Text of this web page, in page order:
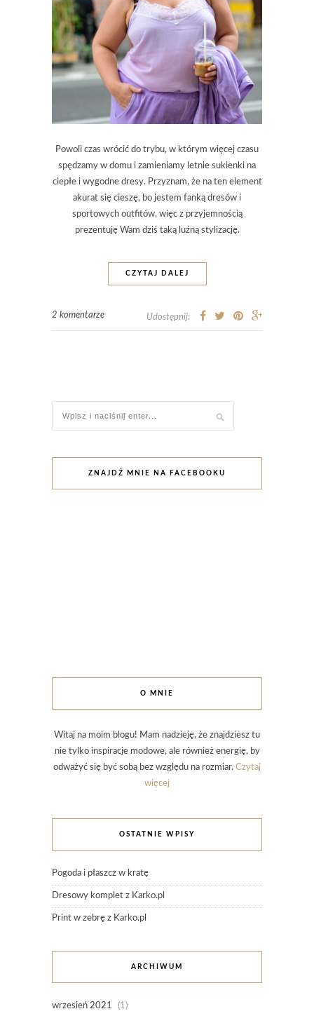
Powoli czas wrócić do trybu, w którym więcej czasu
spędzamy w domu i zamieniamy letnie sukienki na
ciepłe i wygodne dresy. Przyznam, że na ten element
akurat się cieszę, bo jestem fanką dresów i
sportowych outfitów, więc z przyjemnością
prezentuję Wam dziś taką luźną stylizację.
CZYTAJ DALEJ
2 komentarze Udostępnij:
ZNAJDŹ MNIE NA FACEBOOKU
O MNIE
Witaj na moim blogu! Mam nadzieję, że znajdziesz tu
nie tylko inspiracje modowe, ale również energię, by
odważyć się być sobą bez względu na rozmiar. Czytaj
więcej
OSTATNIE WPISY
Pogoda i płaszcz w kratę
Dresowy komplet z Karko.pl
Print w zebrę z Karko.pl
ARCHIWUM
wrzesień 2021 (1)